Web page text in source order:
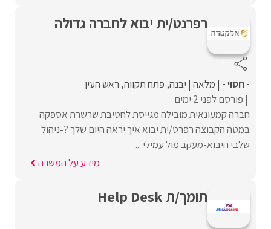
רפרנט/ית יבוא לחברה גדולה
- חסוי - מלאה יבנה פתח תקווה ראש העין
פורסם לפני 2 ימים
חברה קמעונאית מובילה מגייסת לחטיבת שרשרת אספקה
במטה הקבוצה רפרט/ית יבוא איך יראה היום שלך ?-ניהול
שלבי היבוא-מעקב מול עמילי ...
מידע על המשרה
תומך/ת Help Desk